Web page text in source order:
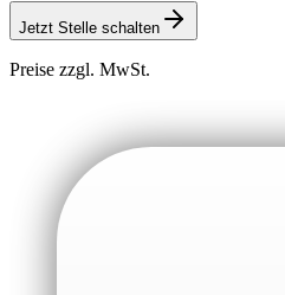
Jetzt Stelle schalten
Preise zzgl. MwSt.